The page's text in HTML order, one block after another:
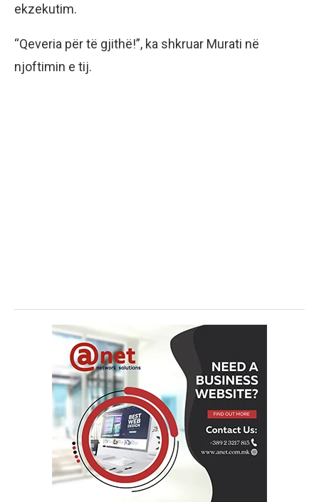
ekzekutim.
“Qeveria për të gjithë!”, ka shkruar Murati në
njoftimin e tij.